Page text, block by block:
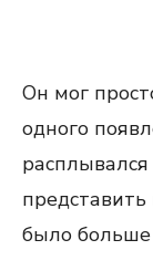
Он мог
одного
представить
было